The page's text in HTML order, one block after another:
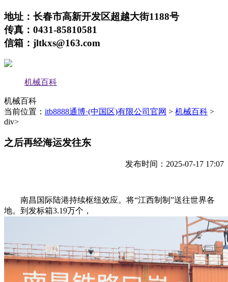
地址：长春市高新开发区超越大街1188号
传真：0431-85810581
信箱：jltkxs@163.com
机械百科
机械百科
当前位置： itb8888通博·(中国区)有限公司官网 > 机械百科 >
div>
之后再经海运发往东
发布时间：2025-07-17 17:07
南昌国际陆港持续枢纽效应。将“江西制制”送往世界各
地。到发标箱3.19万个，